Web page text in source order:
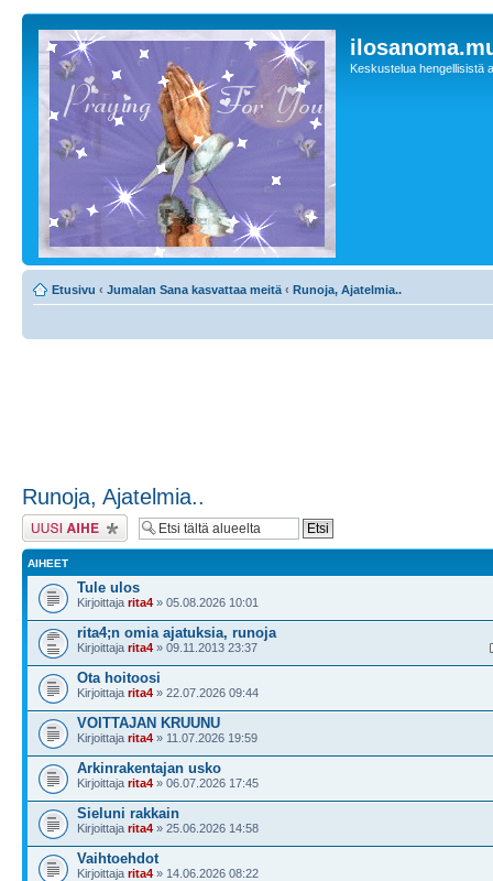
Keskustelua hengellisistä
Etusivu ‹ Jumalan Sana kasvattaa meitä ‹ Runoja, Ajatelmia..
Runoja, Ajatelmia..
Lähetä uusi viesti
AIHEET
Tule ulos
Kirjoittaja rita4 » 05.08.2026 10:01
rita4;n omia ajatuksia, runoja
Kirjoittaja rita4 » 09.11.2013 23:37
Ota hoitoosi
Kirjoittaja rita4 » 22.07.2026 09:44
VOITTAJAN KRUUNU
Kirjoittaja rita4 » 11.07.2026 19:59
Arkinrakentajan usko
Kirjoittaja rita4 » 06.07.2026 17:45
Sieluni rakkain
Kirjoittaja rita4 » 25.06.2026 14:58
Vaihtoehdot
Kirjoittaja rita4 » 14.06.2026 08:22